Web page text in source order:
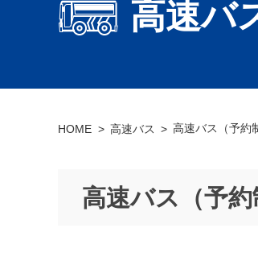
バス位置情報
高速バ
HOME 高速バス 高速バス（予約
高速バス（予